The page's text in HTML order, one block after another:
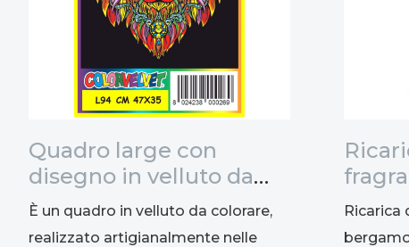
Quadro large con
disegno in velluto da
colorare: Lupo, 47x35cm
È un quadro in velluto da colorare,
realizzato artigianalmente nelle
Ricarica